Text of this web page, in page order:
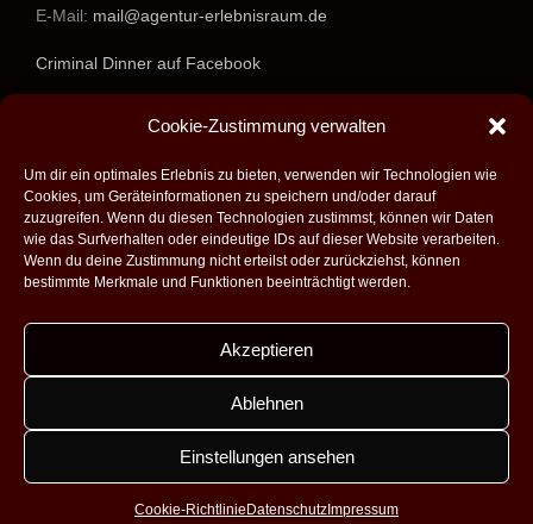
Cookie-Zustimmung verwalten
Um dir ein optimales Erlebnis zu bieten, verwenden wir Technologien wie
Cookies, um Geräteinformationen zu speichern und/oder darauf
zuzugreifen. Wenn du diesen Technologien zustimmst, können wir Daten
wie das Surfverhalten oder eindeutige IDs auf dieser Website verarbeiten.
Wenn du deine Zustimmung nicht erteilst oder zurückziehst, können
bestimmte Merkmale und Funktionen beeinträchtigt werden.
Akzeptieren
Ablehnen
Einstellungen ansehen
Cookie-Richtlinie Datenschutz Impressum
E-Mail: mail@agentur-erlebnisraum.de
Criminal Dinner auf Facebook
Alle Rechte vorbehalten - 2026 -Agentur Erlebnisraum GmbH|
Fabian Theobald - Medienproduktion aus Saarbrücken
FacebookInstagram